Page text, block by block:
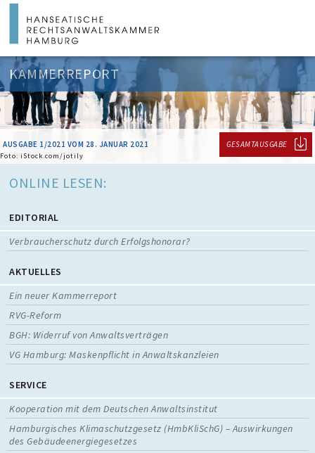
KAMMERREPORT
Foto: iStock.com/jotily
AUSGABE 1/2021 VOM 28. JANUAR 2021 GESAMTAUSGABE
ONLINE LESEN:
EDITORIAL
Verbraucherschutz durch Erfolgshonorar?
AKTUELLES
Ein neuer Kammerreport
RVG-Reform
BGH: Widerruf von Anwaltsverträgen
VG Hamburg: Maskenpflicht in Anwaltskanzleien
SERVICE
Kooperation mit dem Deutschen Anwaltsinstitut
Hamburgisches Klimaschutzgesetz (HmbKliSchG) – Auswirkungen
des Gebäudeenergiegesetzes